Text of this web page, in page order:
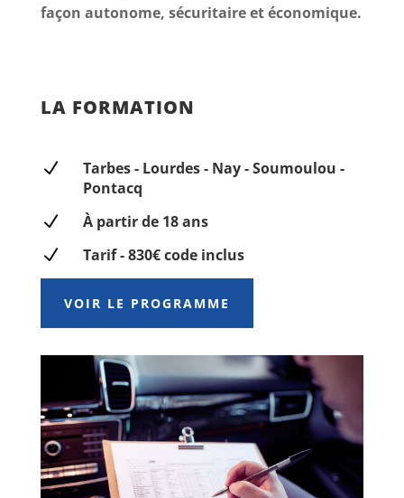
façon autonome, sécuritaire et économique.
LA FORMATION
N
Tarbes - Lourdes - Nay - Soumoulou -
Pontacq
N
À partir de 18 ans
N
Tarif - 830€ code inclus
VOIR LE PROGRAMME